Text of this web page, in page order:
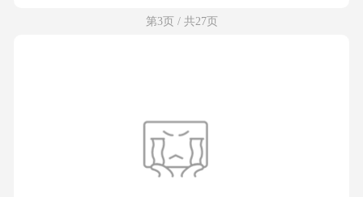
第3页 / 共27页